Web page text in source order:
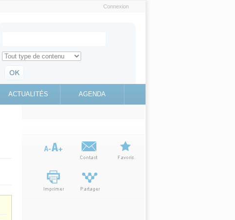
Connexion
Search for
Retrouvez toute l'information sur le site education.gouv.fr
ACTUALITÉS AGENDA